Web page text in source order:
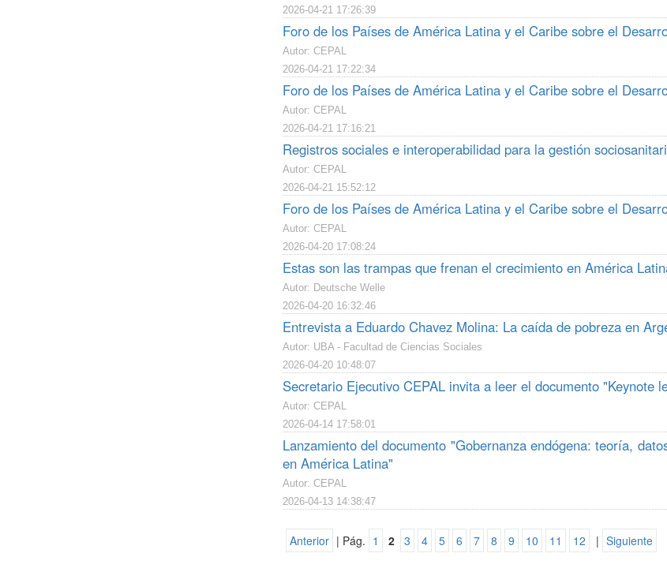
2026-04-21 17:26:39
Foro de los Países de América Latina y el Caribe sobre el
Autor: CEPAL
2026-04-21 17:22:34
Foro de los Países de América Latina y el Caribe sobre el
Autor: CEPAL
2026-04-21 17:16:21
Registros sociales e interoperabilidad para la gestión
Autor: CEPAL
2026-04-21 15:52:12
Foro de los Países de América Latina y el Caribe sobre el
Autor: CEPAL
2026-04-20 17:08:24
Estas son las trampas que frenan el crecimiento en América
Autor: Deutsche Welle
2026-04-20 16:32:46
Entrevista a Eduardo Chavez Molina: La caída de pobreza en
Autor: UBA - Facultad de Ciencias Sociales
2026-04-20 10:48:07
Secretario Ejecutivo CEPAL invita a leer el documento "Keynote
Autor: CEPAL
2026-04-14 17:58:01
Lanzamiento del documento "Gobernanza endógena: teoría,
en América Latina"
Autor: CEPAL
2026-04-13 14:38:47
Anterior | Pág. 1 2 3 4 5 6 7 8 9 10 11 12 | Siguiente